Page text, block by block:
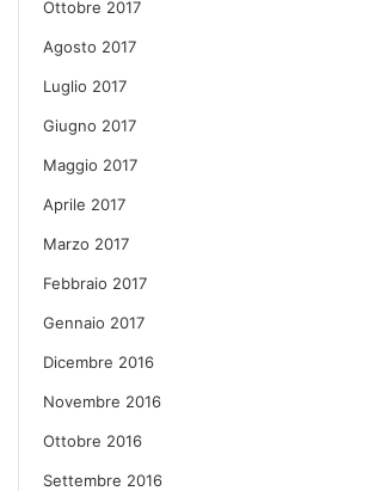
Ottobre 2017
Agosto 2017
Luglio 2017
Giugno 2017
Maggio 2017
Aprile 2017
Marzo 2017
Febbraio 2017
Gennaio 2017
Dicembre 2016
Novembre 2016
Ottobre 2016
Settembre 2016